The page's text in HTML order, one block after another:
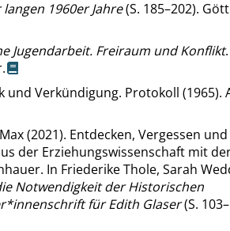
1960er Jahre(S. 185–202).
Jugendarbeit. Freiraum und Konflikt
und Verkündigung. Protokoll (1965).
(2021). Entdecken, Vergessen
der Erziehungswissenschaft mit
In Friederike Thole, Sarah
Notwendigkeit der Historischen
für Edith Glaser(S.